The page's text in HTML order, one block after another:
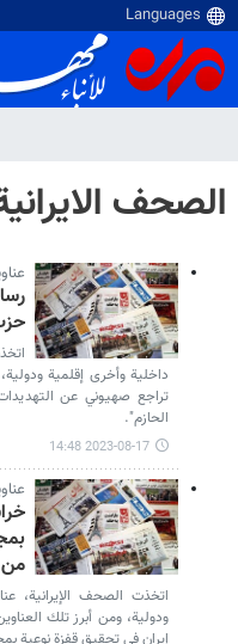
الصحف
داخلية وأخرى إقلمية
تراجع صهيوني عن
الحازم".
2023-08-17 14:48
اتخذت الصحف الإيرانية،
ودولية، ومن أبرز تلك
إيران في تحقيق قفزة نوعية